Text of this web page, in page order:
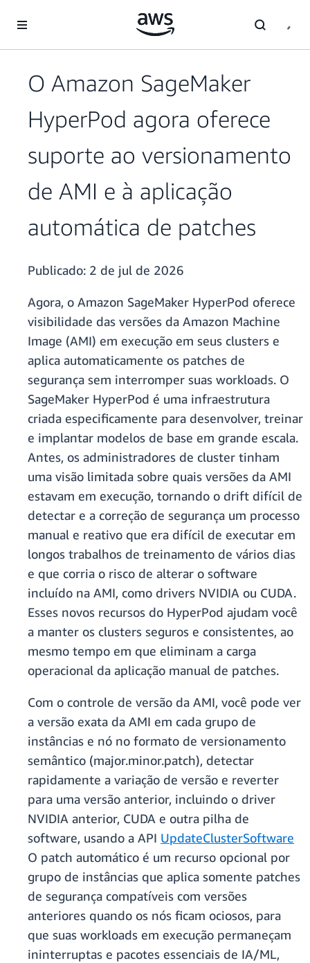
Pular para o conteúdo principal
O Amazon SageMaker
HyperPod agora oferece
suporte ao versionamento
de AMI e à aplicação
automática de patches
Publicado: 2 de jul de 2026
Agora, o Amazon SageMaker HyperPod oferece
visibilidade das versões da Amazon Machine
Image (AMI) em execução em seus clusters e
aplica automaticamente os patches de
segurança sem interromper suas workloads. O
SageMaker HyperPod é uma infraestrutura
criada especificamente para desenvolver, treinar
e implantar modelos de base em grande escala.
Antes, os administradores de cluster tinham
uma visão limitada sobre quais versões da AMI
estavam em execução, tornando o drift difícil de
detectar e a correção de segurança um processo
manual e reativo que era difícil de executar em
longos trabalhos de treinamento de vários dias
e que corria o risco de alterar o software
incluído na AMI, como drivers NVIDIA ou CUDA.
Esses novos recursos do HyperPod ajudam você
a manter os clusters seguros e consistentes, ao
mesmo tempo em que eliminam a carga
operacional da aplicação manual de patches.
Com o controle de versão da AMI, você pode ver
a versão exata da AMI em cada grupo de
instâncias e nó no formato de versionamento
semântico (major.minor.patch), detectar
rapidamente a variação de versão e reverter
para uma versão anterior, incluindo o driver
NVIDIA anterior, CUDA e outra pilha de
software, usando a API UpdateClusterSoftware
O patch automático é um recurso opcional por
grupo de instâncias que aplica somente patches
de segurança compatíveis com versões
anteriores quando os nós ficam ociosos, para
que suas workloads em execução permaneçam
ininterruptas e pacotes essenciais de IA/ML,